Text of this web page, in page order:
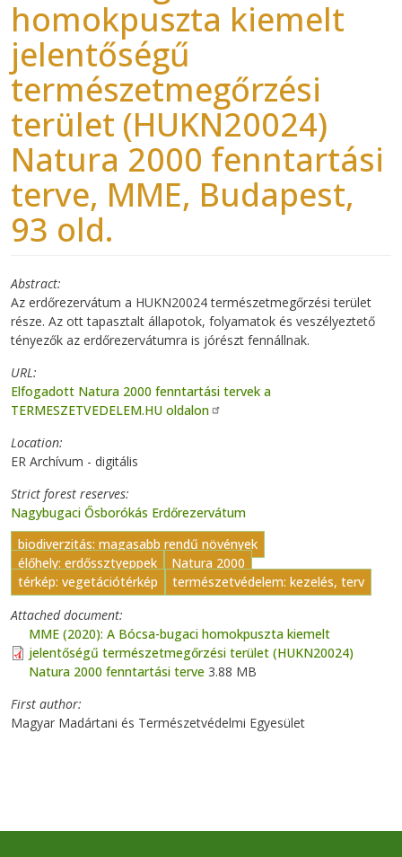
homokpuszta kiemelt
jelentőségű
természetmegőrzési
terület (HUKN20024)
Natura 2000 fenntartási
terve, MME, Budapest,
93 old.
Abstract
Az erdőrezervátum a HUKN20024 természetmegőrzési terület
része. Az ott tapasztalt állapotok, folyamatok és veszélyeztető
tényezők az erdőrezervátumra is jórészt fennállnak.
URL
Elfogadott Natura 2000 fenntartási tervek a
TERMESZETVEDELEM.HU oldalon
Location
ER Archívum - digitális
Strict forest reserves
Nagybugaci Ősborókás Erdőrezervátum
biodiverzitás: magasabb rendű növények
élőhely: erdőssztyeppek
Natura 2000
térkép: vegetációtérkép
természetvédelem: kezelés, terv
Attached document
MME (2020): A Bócsa-bugaci homokpuszta kiemelt
jelentőségű természetmegőrzési terület (HUKN20024)
Natura 2000 fenntartási terve 3.88 MB
First author
Magyar Madártani és Természetvédelmi Egyesület